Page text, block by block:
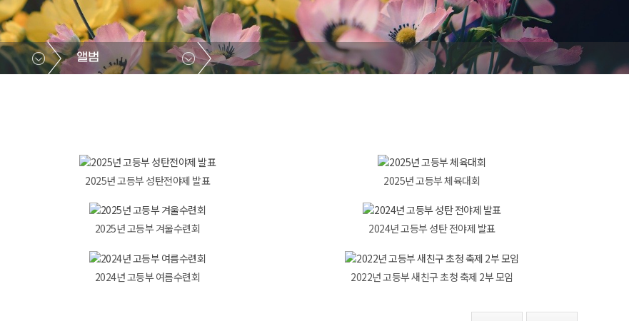
앨범
2025년 고등부 성탄전야제 발표 2025년 고등부 체육대회
2025년 고등부 겨울수련회 2024년 고등부 성탄 전야제 발표
2024년 고등부 여름수련회 2022년 고등부 새친구 초청 축제 2부 모임